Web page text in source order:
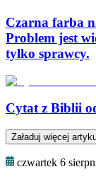
Czarna farba
Problem jest
tylko sprawcy.
Cytat z Biblii
Załaduj więcej
czwartek 6